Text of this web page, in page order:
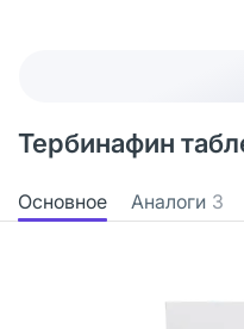
Тербинафин
Основное Аналоги 3